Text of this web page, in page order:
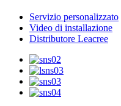
Servizio personalizzato
Video di installazione
Distributore Leacree